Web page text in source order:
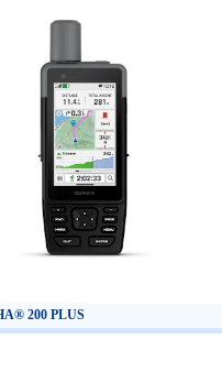
200 PLUS